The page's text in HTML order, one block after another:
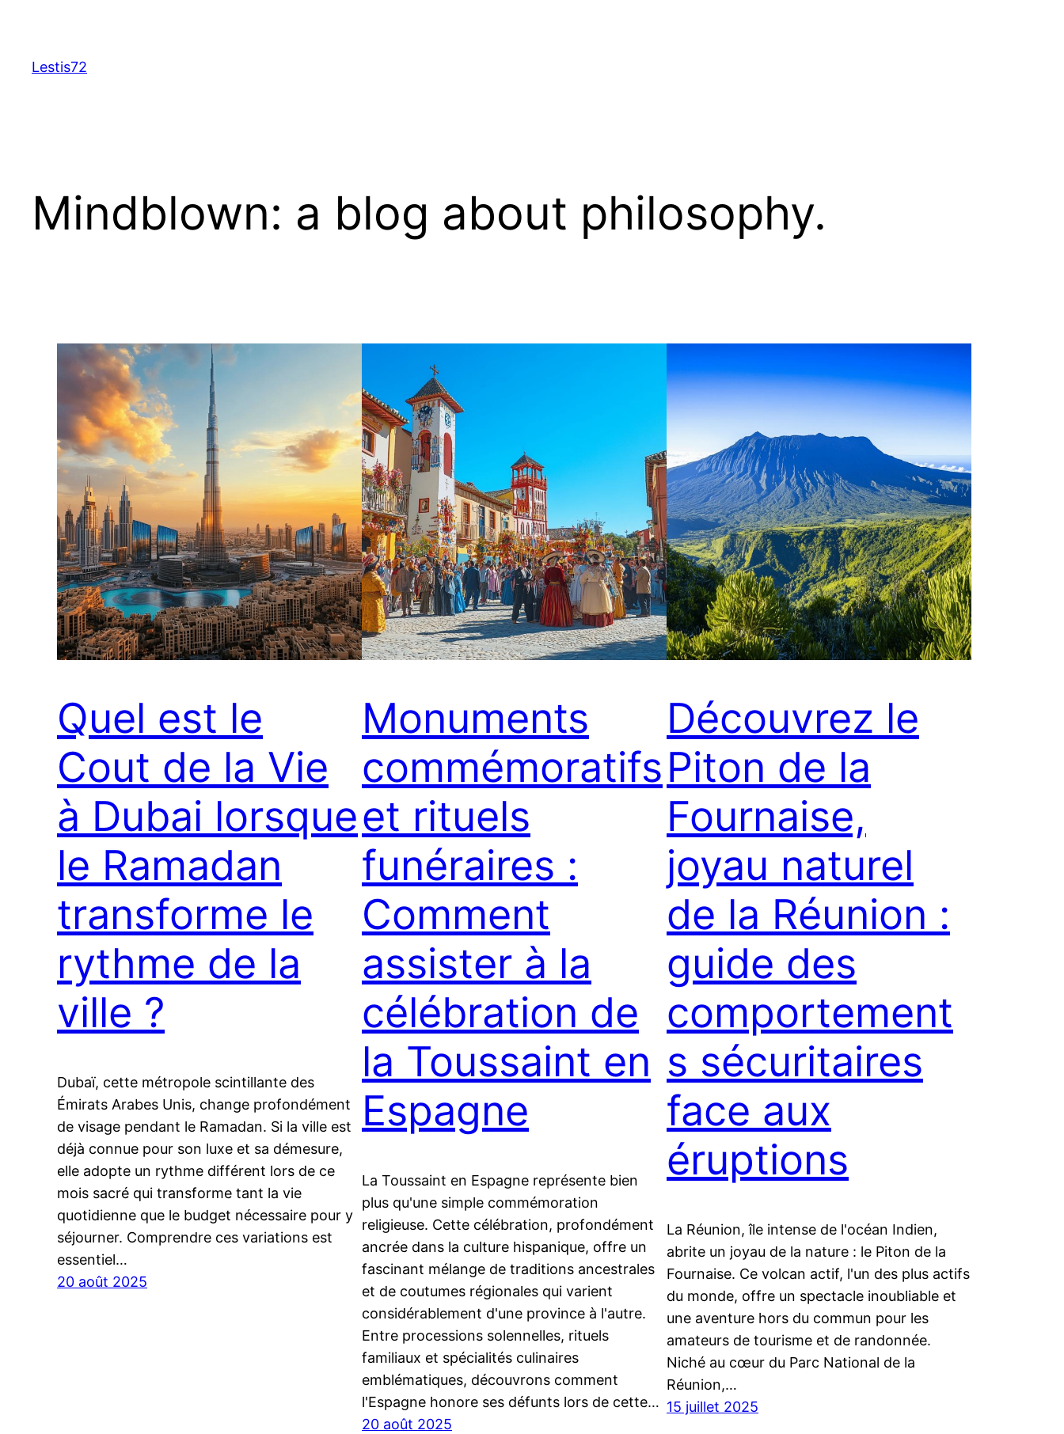
contenu
Lestis72
Mindblown: a blog about philosophy.
Quel est le
Cout de la Vie
à Dubai lorsque
le Ramadan
transforme le
rythme de la
ville ?
Dubaï, cette métropole scintillante des
Émirats Arabes Unis, change profondément
de visage pendant le Ramadan. Si la ville est
déjà connue pour son luxe et sa démesure,
elle adopte un rythme différent lors de ce
mois sacré qui transforme tant la vie
quotidienne que le budget nécessaire pour y
séjourner. Comprendre ces variations est
essentiel…
20 août 2025
Monuments
commémoratifs
et rituels
funéraires :
Comment
assister à la
célébration de
la Toussaint en
Espagne
La Toussaint en Espagne représente bien
plus qu'une simple commémoration
religieuse. Cette célébration, profondément
ancrée dans la culture hispanique, offre un
fascinant mélange de traditions ancestrales
et de coutumes régionales qui varient
considérablement d'une province à l'autre.
Entre processions solennelles, rituels
familiaux et spécialités culinaires
emblématiques, découvrons comment
l'Espagne honore ses défunts lors de cette…
20 août 2025
Découvrez le
Piton de la
Fournaise,
joyau naturel
de la Réunion :
guide des
comportement
s sécuritaires
face aux
éruptions
La Réunion, île intense de l'océan Indien,
abrite un joyau de la nature : le Piton de la
Fournaise. Ce volcan actif, l'un des plus actifs
du monde, offre un spectacle inoubliable et
une aventure hors du commun pour les
amateurs de tourisme et de randonnée.
Niché au cœur du Parc National de la
Réunion,…
15 juillet 2025